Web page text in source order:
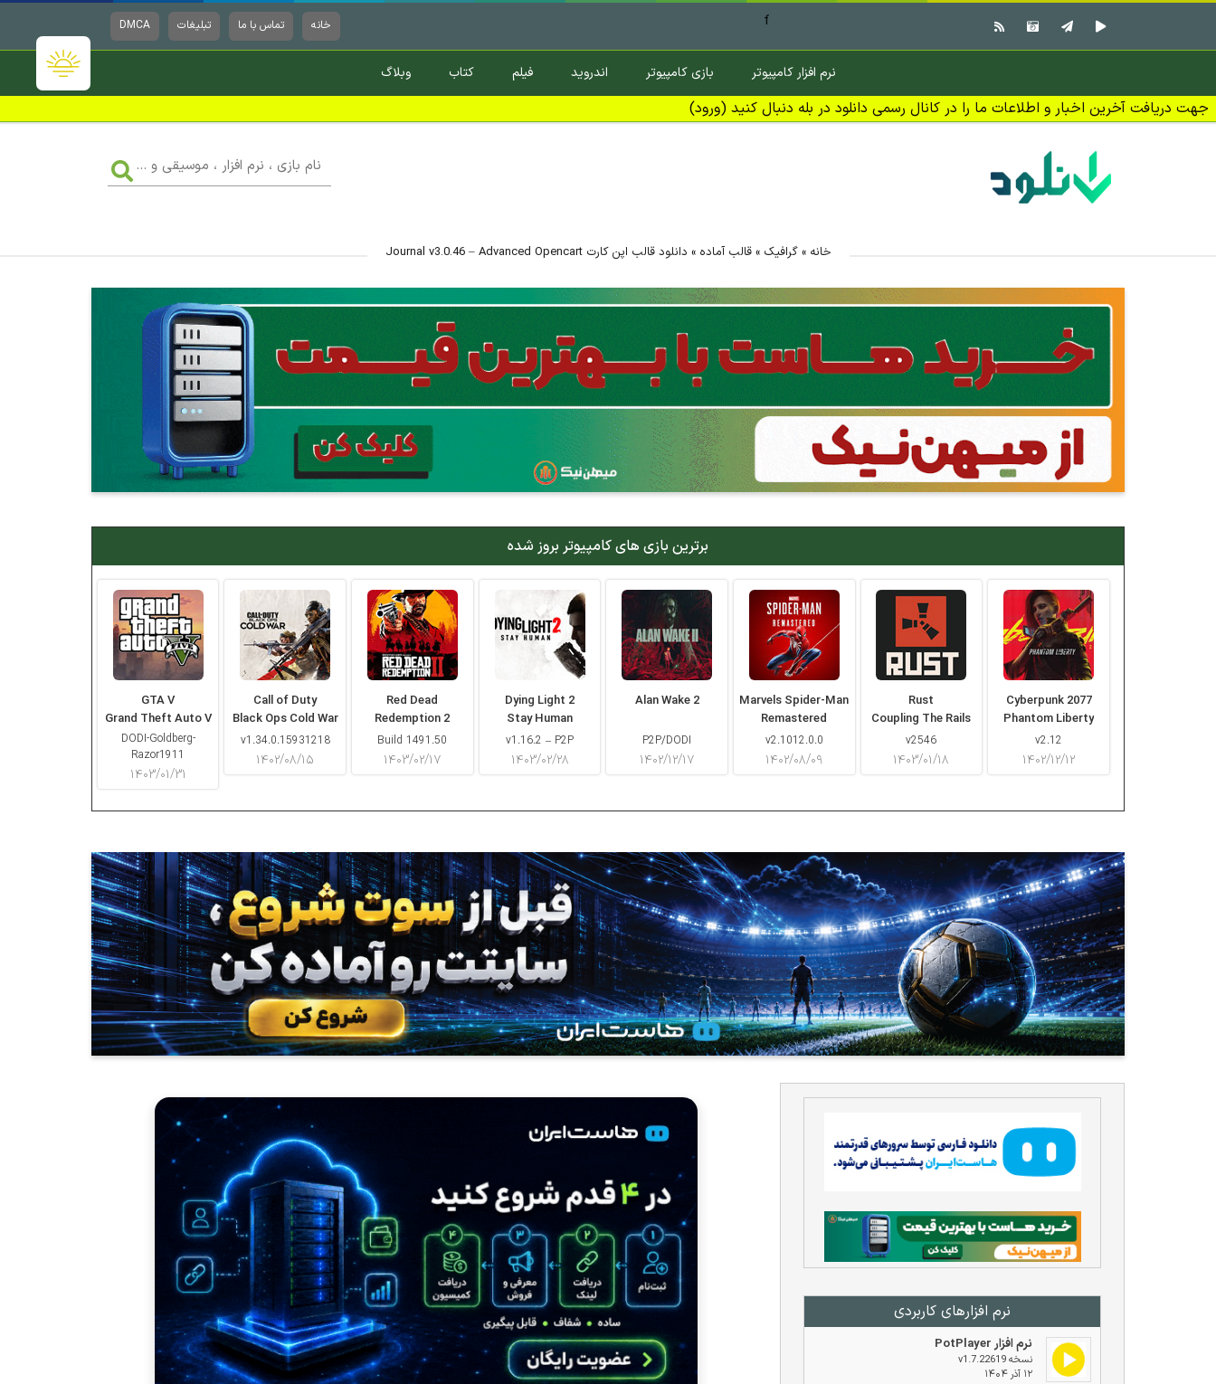
خانه تماس با ما تبلیغات DMCA f
نرم افزار کامپیوتر بازی کامپیوتر اندروید فیلم کتاب وبلاگ
جهت دریافت آخرین اخبار و اطلاعات ما را در کانال رسمی دانلود در بله دنبال کنید (ورود)
بازی
،
خانه »گرافیک »قالب آماده » دانلود قالب اپن کارت Journal v3.0.46 – Advanced Opencart
برترین بازی های کامپیوتر بروز شده
GTA V
Grand Theft Auto V
DODI-Goldberg-
Razor1911
۱۴۰۳/۰۱/۳۱
Call of Duty
Black Ops Cold War
v1.34.0.15931218
۱۴۰۲/۰۸/۱۵
Red Dead
Redemption 2
Build 1491.50
۱۴۰۳/۰۲/۱۷
Dying Light 2
Stay Human
v1.16.2 – P2P
۱۴۰۳/۰۲/۲۸
Alan Wake 2
P2P/DODI
۱۴۰۲/۱۲/۱۷
Marvels Spider-Man
Remastered
v2.1012.0.0
۱۴۰۲/۰۸/۰۹
Rust
Coupling The Rails
v2546
۱۴۰۳/۰۱/۱۸
Cyberpunk 2077
Phantom Liberty
v2.12
۱۴۰۲/۱۲/۱۲
نرم افزار‌های کاربردی
نرم افزار PotPlayer
نسخه v1.7.22619
۱۲ آذر ۱۴۰۴